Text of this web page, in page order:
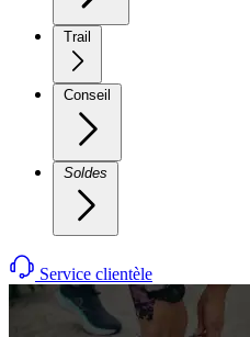
Trail
Conseil
Soldes
Service clientèle